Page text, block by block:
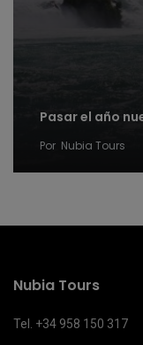
Pasar el año
Por Nubia Tours
Nubia Tours
Tel. +34 958 150 317